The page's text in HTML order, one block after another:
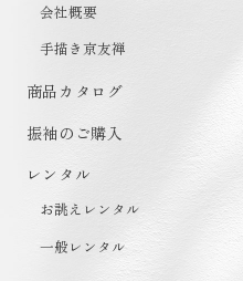
会社概要
手描き京友禅
商品カタログ
振袖のご購入
レンタル
お誂えレンタル
一般レンタル